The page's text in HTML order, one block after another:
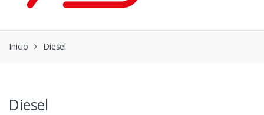
Inicio Diesel
Diesel